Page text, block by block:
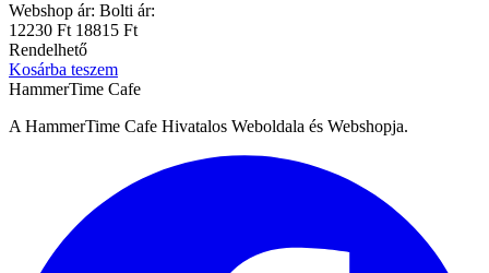
Webshop ár: Bolti ár:
12230 Ft 18815 Ft
Rendelhető
Kosárba teszem
HammerTime Cafe
A HammerTime Cafe Hivatalos Weboldala és Webshopja.